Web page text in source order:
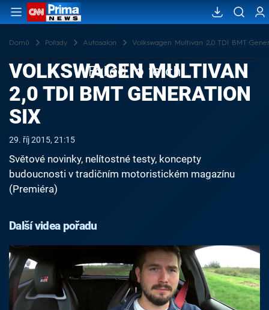
Domů Pořady Autosalon Volkswagen Multivan 2,0 TDI BMT
Failed to fetch
VOLKSWAGEN MULTIVAN
2,0 TDI BMT GENERATION
SIX
29. říj 2015, 21:15
Světové novinky, nelítostné testy, koncepty
budoucnosti v tradičním motoristickém magazínu
(Premiéra)
Další videa pořadu